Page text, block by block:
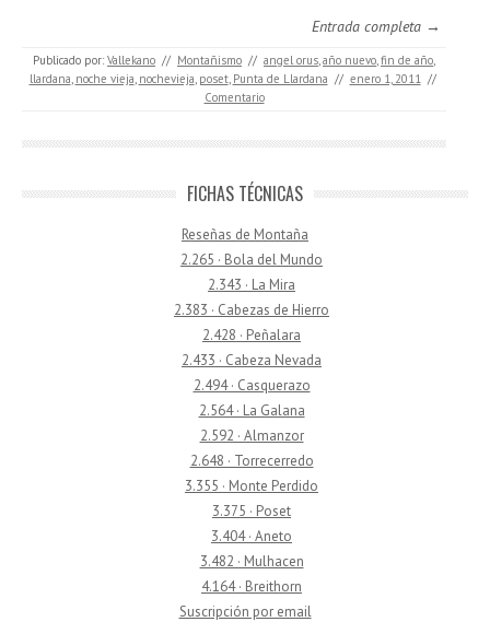
Entrada completa →
Publicado por: Vallekano // Montañismo // angel orus,año nuevo,fin de año,
llardana, noche vieja, nochevieja, poset, Punta de Llardana // enero 1, 2011 //
Comentario
FICHAS TÉCNICAS
Reseñas de Montaña
2.265 · Bola del Mundo
2.343 · La Mira
2.383 · Cabezas de Hierro
2.428 · Peñalara
2.433 · Cabeza Nevada
2.494 · Casquerazo
2.564 · La Galana
2.592 · Almanzor
2.648 · Torrecerredo
3.355 · Monte Perdido
3.375 · Poset
3.404 · Aneto
3.482 · Mulhacen
4.164 · Breithorn
Suscripción por email